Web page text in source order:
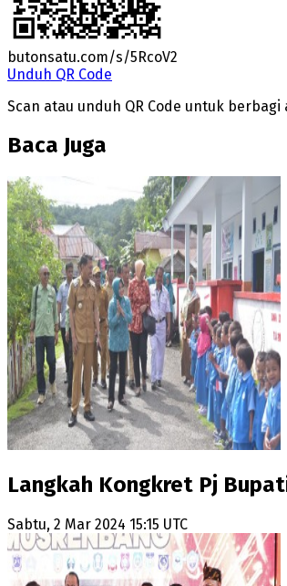
butonsatu.com/s/5RcoV2
Unduh QR Code
Scan atau unduh QR Code untuk
Baca Juga
Langkah Kongkret Pj
Sabtu, 2 Mar 2024 15:15 UTC